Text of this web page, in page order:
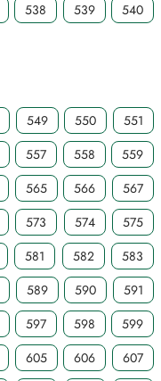
538 539
540
549 550
551
557 558
559
565 566
567
573 574
575
581 582
583
589 590
591
597 598
599
605 606
607